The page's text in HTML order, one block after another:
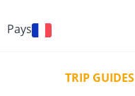
Pays
TRIP GUIDES